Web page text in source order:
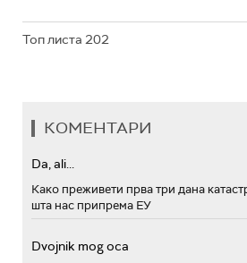
Топ листа 202
КОМЕНТАРИ
Da, ali...
Како преживети прва три дана
шта нас припрема ЕУ
Dvojnik mog oca